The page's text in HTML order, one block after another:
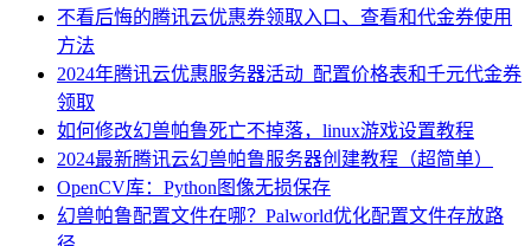
不看后悔的腾讯云优惠券领取入口、查看和代金券使用
方法
2024年腾讯云优惠服务器活动_配置价格表和千元代金券
领取
如何修改幻兽帕鲁死亡不掉落，linux游戏设置教程
2024最新腾讯云幻兽帕鲁服务器创建教程（超简单）
OpenCV库：Python图像无损保存
幻兽帕鲁配置文件在哪？Palworld优化配置文件存放路